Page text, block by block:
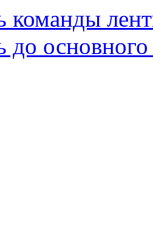
команды
до основного